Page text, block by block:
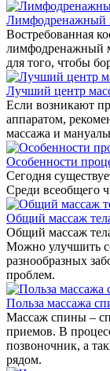
Лимфодренажный
Востребованная
лимфодренажный
для того, чтобы
Лучший центр
Если возникают
аппаратом,
массажа и
Особенности
Сегодня
Среди всеобщего
Общий массаж
Общий массаж
Можно улучшить
разнообразных
проблем.
Польза массажа
Массаж спины –
приемов. В
позвоночник, а
рядом.